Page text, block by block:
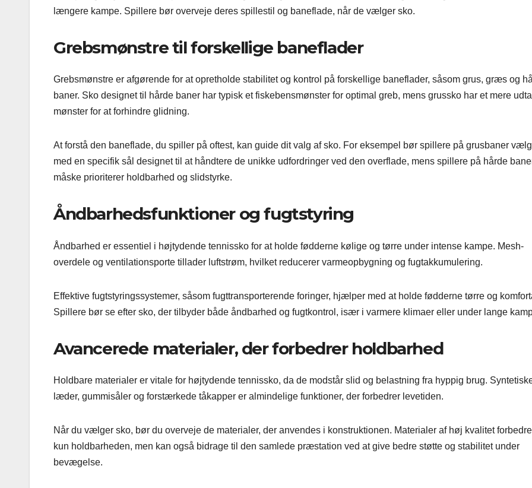
længere kampe. Spillere bør overveje deres spillestil og baneflade, når de vælger sko.
Grebsmønstre til forskellige baneflader
Grebsmønstre er afgørende for at opretholde stabilitet og kontrol på forskellige baneflader, såsom grus, græs og
baner. Sko designet til hårde baner har typisk et fiskebensmønster for optimal greb, mens grussko har et mere
mønster for at forhindre glidning.
At forstå den baneflade, du spiller på oftest, kan guide dit valg af sko. For eksempel bør spillere på grusbaner
med en specifik sål designet til at håndtere de unikke udfordringer ved den overflade, mens spillere på hårde
måske prioriterer holdbarhed og slidstyrke.
Åndbarhedsfunktioner og fugtstyring
Åndbarhed er essentiel i højtydende tennissko for at holde fødderne kølige og tørre under intense kampe. Mesh-
overdele og ventilationsporte tillader luftstrøm, hvilket reducerer varmeopbygning og fugtakkumulering.
Effektive fugtstyringssystemer, såsom fugttransporterende foringer, hjælper med at holde fødderne tørre og
Spillere bør se efter sko, der tilbyder både åndbarhed og fugtkontrol, især i varmere klimaer eller under lange
Avancerede materialer, der forbedrer holdbarhed
Holdbare materialer er vitale for højtydende tennissko, da de modstår slid og belastning fra hyppig brug.
læder, gummisåler og forstærkede tåkapper er almindelige funktioner, der forbedrer levetiden.
Når du vælger sko, bør du overveje de materialer, der anvendes i konstruktionen. Materialer af høj kvalitet
kun holdbarheden, men kan også bidrage til den samlede præstation ved at give bedre støtte og stabilitet under
bevægelse.